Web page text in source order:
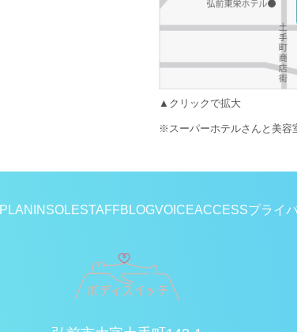
▲クリックで拡大
※スーパーホテルさんと美容
PLAN INSOLESTAFFBLOGVOICEACCESSプライ